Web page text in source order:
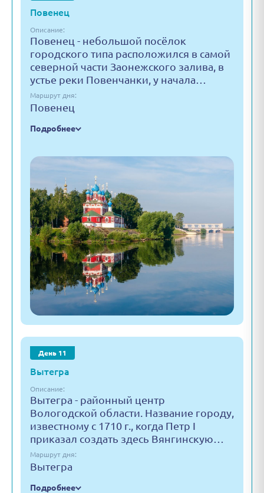
Повенец
Описание:
Повенец - небольшой посёлок
городского типа расположился в самой
северной части Заонежского залива, в
устье реки Повенчанки, у начала…
Маршрут дня:
Повенец
Подробнее
День 11
Вытегра
Описание:
Вытегра - районный центр
Вологодской области. Название городу,
известному с 1710 г., когда Петр I
приказал создать здесь Вянгинскую…
Маршрут дня:
Вытегра
Подробнее